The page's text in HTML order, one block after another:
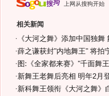
上网从搜狗开始
相关新闻
· 《大河之舞》添加中国独舞
·薛之谦获封"内地舞王" 将拍
· 图:《全家都来赛》"千面舞
·新舞王老舞后亮相 明年2月
·新科舞王领衔《大河之舞》